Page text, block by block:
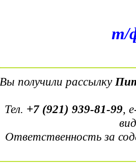
т/
Вы получили рассылку
Тел. +7 (921) 939-81-99,
Ответственность за